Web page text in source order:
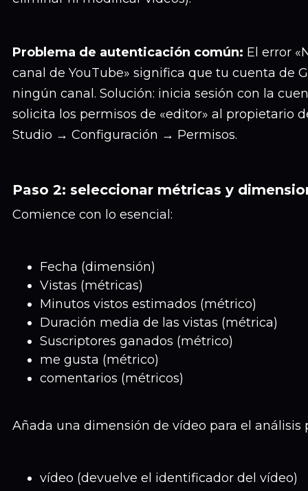
Problema de autenticación común: El error
canal de YouTube» significa que tu cuenta de
ningún canal. Solución: inicia sesión con la
solicita los permisos de «editor» al propietario
Studio → Configuración → Permisos.
Paso 2: seleccionar métricas y
Comience con lo esencial:
Fecha (dimensión)
Vistas (métricas)
Minutos vistos estimados (métrico)
Duración media de las vistas (métrica)
Suscriptores ganados (métrico)
me gusta (métrico)
comentarios (métricos)
Añada una dimensión de vídeo para el análisis
vídeo (devuelve el identificador del vídeo)